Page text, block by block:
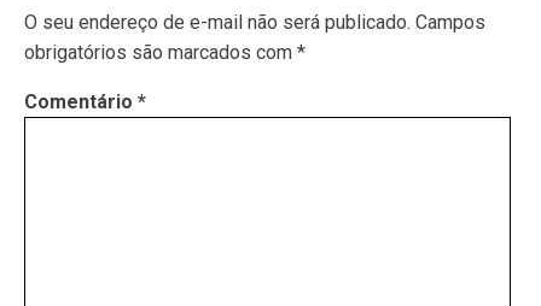
O seu endereço de e-mail não será publicado. Campos
obrigatórios são marcados com *
Comentário *